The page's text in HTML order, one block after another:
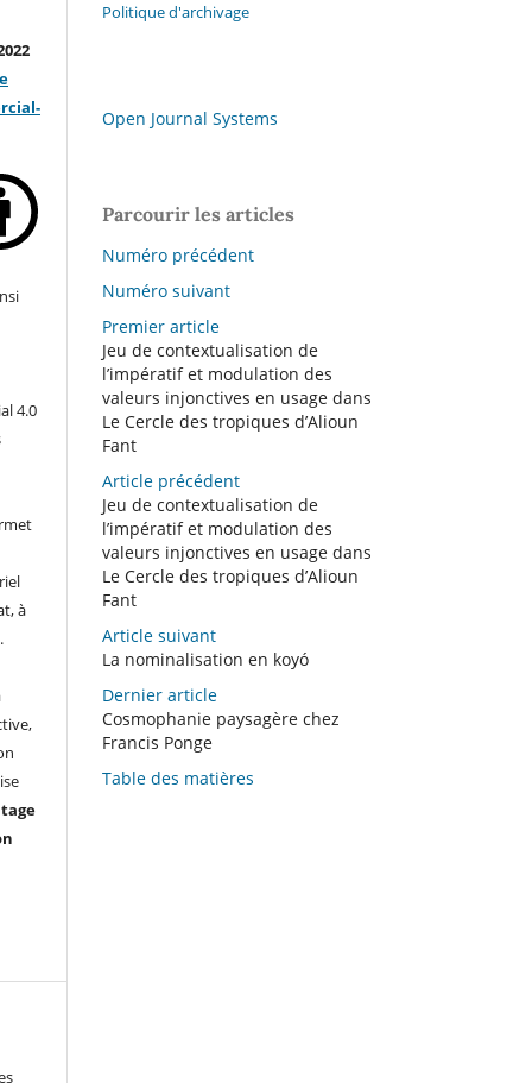
4.0
à
Politique d'archivage
Open Journal Systems
Parcourir les articles
Numéro précédent
Numéro suivant
Premier article
Jeu de contextualisation de
l’impératif et modulation des
valeurs injonctives en usage dans
Le Cercle des tropiques d’Alioun
Fant
Article précédent
Jeu de contextualisation de
l’impératif et modulation des
valeurs injonctives en usage dans
Le Cercle des tropiques d’Alioun
Fant
Article suivant
La nominalisation en koyó
Dernier article
Cosmophanie paysagère chez
Francis Ponge
Table des matières